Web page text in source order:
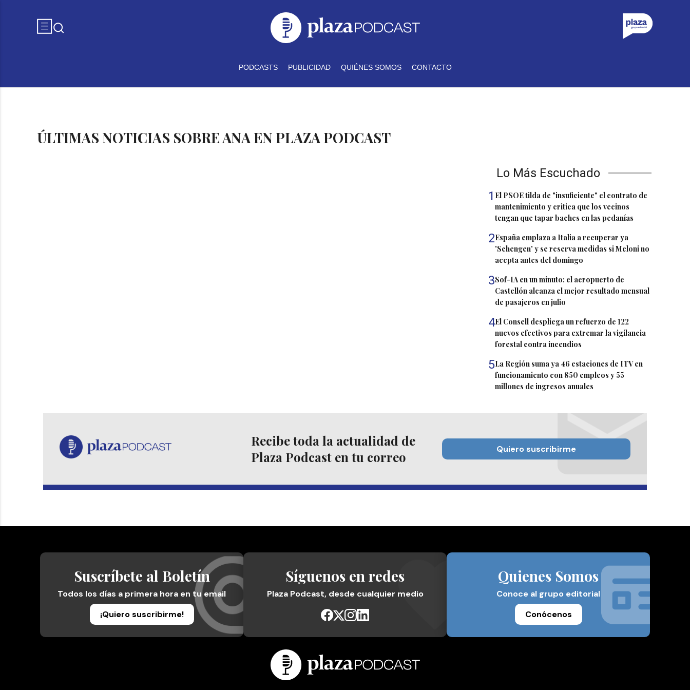
PODCASTS PUBLICIDAD QUIÉNES SOMOS CONTACTO
ÚLTIMAS NOTICIAS SOBRE ANA EN PLAZA PODCAST
Lo Más Escuchado
1 El PSOE tilda de "insuficiente" el contrato de
mantenimiento y critica que los vecinos
tengan que tapar baches en las pedanías
2España emplaza a Italia a recuperar ya
'Schengen' y se reserva medidas si Meloni no
acepta antes del domingo
3Sof-IA en un minuto: el aeropuerto de
Castellón alcanza el mejor resultado mensual
de pasajeros en julio
4El Consell despliega un refuerzo de 122
nuevos efectivos para extremar la vigilancia
forestal contra incendios
5La Región suma ya 46 estaciones de ITV en
funcionamiento con 850 empleos y 55
millones de ingresos anuales
Recibe toda la actualidad de
Plaza Podcast en tu correo
Quiero suscribirme
Suscríbete al Boletín
Todos los días a primera hora en tu email
¡Quiero suscribirme!
Síguenos en redes
Plaza Podcast, desde cualquier medio
Quienes Somos
Conoce al grupo editorial
Conócenos